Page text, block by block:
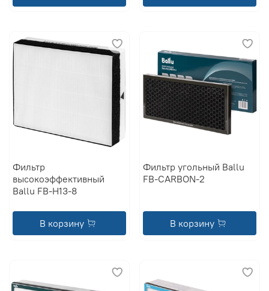
Фильтр
высокоэффективный
Ballu FB-H13-8
В корзину
Фильтр угольный Ballu
FB-CARBON-2
В корзину